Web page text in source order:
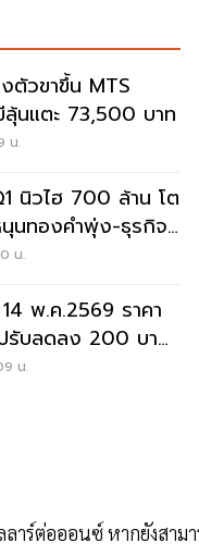
ตัวขาขึ้น MTS
ลุ้นแตะ 73,500 บาท
น.
นิวไฮ 700 ล้าน โต
นทองคำพุ่ง-ธุรกิจ
น.
พ.ค.2569 ราคา
รับลดลง 200 บาท
ยออก 72,600
น.
าร์ต่อออนซ์ หากยังสาม